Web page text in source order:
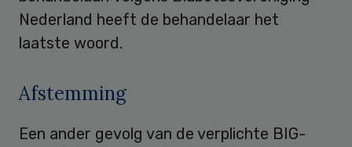
Nederland heeft de behandelaar het
laatste woord.
Afstemming
Een ander gevolg van de verplichte BIG-